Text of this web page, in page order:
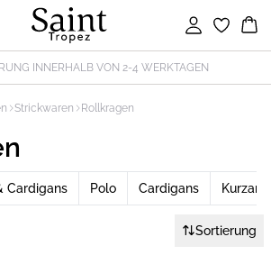
Einloggen
INNERHALB VON 2-4 WERKTAGEN
Strickwaren Rollkragen
Cardigans Polo Cardigans
Sortierung